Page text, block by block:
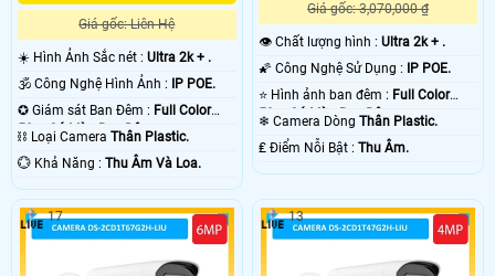
Giá gốc: Liên Hệ
☀️ Hình Ảnh Sắc nét : Ultra 2k + .
🕉️ Công Nghệ Hình Ảnh :
IP POE.
✪ Giám sát Ban Đêm : Full Color
50m Có Màu Ban Ðêm.
⛓ Loại Camera Thân Plastic.
️💮 Khả Năng : Thu Âm Và Loa.
Giá gốc: 3,070,000 ₫
👁 Chất lượng hình :Ultra 2k + .
🌠 Công Nghệ Sử Dụng :
IP POE.
⭐ Hình ảnh ban đêm : Full Color
50m Có Màu Ban Ðêm.
❄ Camera DòngThân Plastic.
️₤ Điểm Nỗi Bật :Thu Âm.
17 13